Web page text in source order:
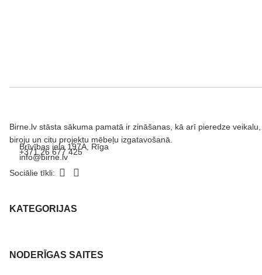
Birne.lv stāsta sākuma pamatā ir zināšanas, kā arī pieredze veikalu,
biroju un citu projektu mēbeļu izgatavošanā.
Brīvības iela 197A, Rīga
+371 26 677 425
info@birne.lv
Sociālie tīkli:
KATEGORIJAS
NODERĪGAS SAITES